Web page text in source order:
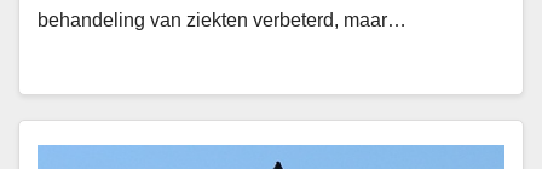
behandeling van ziekten verbeterd, maar…